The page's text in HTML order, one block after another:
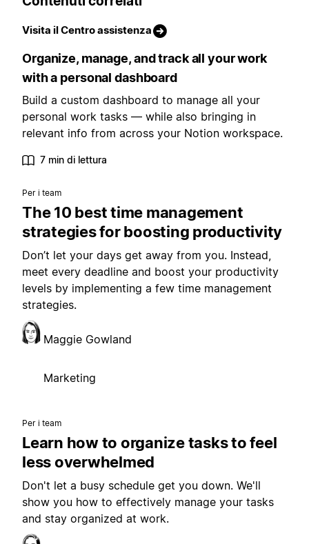
Visita il Centro assistenza
Organize, manage, and track all your work
with a personal dashboard
Build a custom dashboard to manage all your
personal work tasks — while also bringing in
relevant info from across your Notion workspace.
7 min di lettura
Per i team
The 10 best time management
strategies for boosting productivity
Don’t let your days get away from you. Instead,
meet every deadline and boost your productivity
levels by implementing a few time management
strategies.
Maggie Gowland
Marketing
Per i team
Learn how to organize tasks to feel
less overwhelmed
Don't let a busy schedule get you down. We'll
show you how to effectively manage your tasks
and stay organized at work.